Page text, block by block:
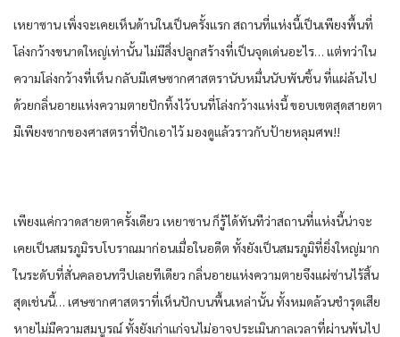
เหยา​ซาน​ เพิ่งจะ​เคย​เห็น​ด้านใน​เป็นครั้งแรก​ สถานที่​แห่ง​นี้​เป็น​เพียง​พื้น​ที่
โล่ง​กว้าง​ขนาดใหญ่​เท่านั้น​ ไม่มีสิ่งปลูกสร้าง​ที่​เป็น​จุดเด่น​อะไร​… แต่ทว่า​ใน​
ความ​โล่ง​กว้าง​ที่​เห็น​ กลับ​มีเศษซาก​ศาสตรา​นับ​หมื่น​นับ​พัน​ชิ้น​ ที่​แผ่​ล้น​ไป
ด้วย​กลิ่นอาย​แห่ง​ความตาย​ปัก​ทิ้ง​ไว้​บน​ที่โล่ง​กว้าง​แห่ง​นี้​ ขอบเขต​สุดสายตา​
มีเพียง​ซาก​ของ​ศาสตรา​ที่​ปัก​เอาไว้​ มองดู​แล้ว​ราวกับ​ป้าย​หลุมศพ​!!
เพียงแค่​กวาดสายตา​ครั้ง​เดียว​ เหยา​ซาน​ ก็​รู้​ได้​ทันที​ว่า​สถานที่​แห่ง​นี้​น่าจะ​
เคย​เป็น​สมรภูมิ​รบ​โบราณ​มาก่อน​เมื่อ​ใน​อดีต​ ทั้ง​ยัง​เป็น​สมรภูมิ​ที่​ยิ่งใหญ่​มาก​
ใน​ระดับ​ที่​สั่นคลอน​ทวีป​เลย​ทีเดียว​ กลิ่นอาย​แห่ง​ความตาย​จึงแผ่ซ่าน​ไร้​สิ้น
สุด​เช่นนี้​… เศษซาก​ศาสตรา​ที่​เห็น​ปัก​บน​พื้น​เหล่านั้น​ ทั้งหมด​ล้วน​ชำรุด​เสีย
หาย​ไม่มีความสมบูรณ์​ ทั้ง​ยัง​เก่าแก่​จน​ไม่อาจ​ประเมิน​กาลเวลา​ที่​ผ่าน​พ้นไป​